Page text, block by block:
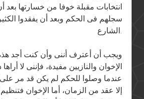
انتخابات مقبلة خوفا من خسارتها بعد
سجلهم فى الحكم وبعد أن يفقدوا
الشارع.
ويجب أن أعترف أننى وأن كنت أجد هذه
الإخوان والنازيين مفيدة، فإننى لا
عندما وصلوا للحكم لم يكن قد مر
إلا عقد من الزمان، أما الإخوان فتنظيم